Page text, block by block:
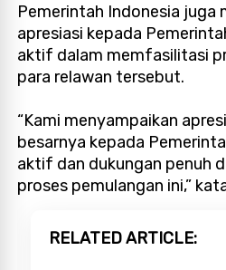
Pemerintah Indonesia juga
apresiasi kepada
aktif dalam memfasilitasi
para relawan tersebut.
“Kami menyampaikan
besarnya kepada
aktif dan dukungan penuh
proses pemulangan ini,”
RELATED ARTICLE